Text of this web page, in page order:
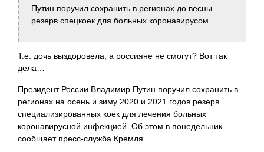
Путин поручил сохранить в регионах до весны
резерв спецкоек для больных коронавирусом
Т.е. дочь выздоровела, а россияне не смогут? Вот так
дела…
Президент России Владимир Путин поручил сохранить в
регионах на осень и зиму 2020 и 2021 годов резерв
специализированных коек для лечения больных
коронавирусной инфекцией. Об этом в понедельник
сообщает пресс-служба Кремля.